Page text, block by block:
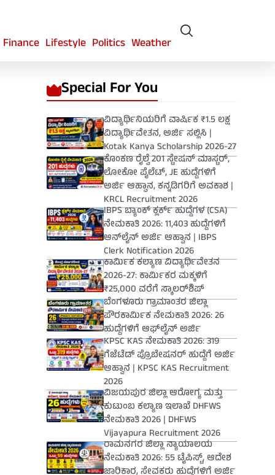
Finance Lifestyle Politics Weather
Special For You
ವಿದ್ಯಾರ್ಥಿನಿಯರಿಗೆ ವಾರ್ಷಿಕ ₹1.5 ಲಕ್ಷ
ವಿದ್ಯಾರ್ಥಿವೇತನ, ಅರ್ಜಿ ಸಲ್ಲಿಸಿ |
Kotak Kanya Scholarship 2026-27
ಕೊಂಕಣ ರೈಲ್ವೆ 201 ಸ್ಟೇಷನ್ ಮಾಸ್ಟರ್,
ಲೋಕೋ ಪೈಲೆಟ್, JE ಹುದ್ದೆಗಳಿಗೆ
ಅರ್ಜಿ ಆಹ್ವಾನ, ಕನ್ನಡಿಗರಿಗೆ ಅವಕಾಶ |
KRCL Recruitment 2026
IBPS ಬ್ಯಾಂಕ್ ಕ್ಲರ್ಕ್ ಹುದ್ದೆಗಳ (CSA)
ನೇಮಕಾತಿ 2026: 11,403 ಹುದ್ದೆಗಳಿಗೆ
ಆನ್‌ಲೈನ್ ಅರ್ಜಿ ಆಹ್ವಾನ | IBPS
Clerk Notification 2026
ಕಾರ್ಮಿಕ ಕಲ್ಯಾಣ ವಿದ್ಯಾರ್ಥಿವೇತನ
2026-27: ಕಾರ್ಮಿಕರ ಮಕ್ಕಳಿಗೆ
₹25,000 ವರೆಗೆ ಸ್ಕಾಲರ್‌ಶಿಪ್
ಬೆಂಗಳೂರು ಗ್ರಾಮಾಂತರ ಜಿಲ್ಲಾ
ಪೌರಕಾರ್ಮಿಕ ನೇಮಕಾತಿ 2026: 26
ಹುದ್ದೆಗಳಿಗೆ ಆಫ್‌ಲೈನ್ ಅರ್ಜಿ
KPSC KAS ನೇಮಕಾತಿ 2026: 319
ಗೆಜೆಟೆಡ್ ಪ್ರೊಬೇಷನರ್ ಹುದ್ದೆಗೆ ಅರ್ಜಿ
ಆಹ್ವಾನ | KPSC KAS Recruitment
2026
ವಿಜಯಪುರ ಜಿಲ್ಲಾ ಆರೋಗ್ಯ ಮತ್ತು
ಕುಟುಂಬ ಕಲ್ಯಾಣ ಇಲಾಖೆ DHFWS
ನೇಮಕಾತಿ 2026 | DHFWS
Vijayapura Recruitment 2026
ರಾಮನಗರ ಜಿಲ್ಲಾ ನ್ಯಾಯಾಲಯ
ನೇಮಕಾತಿ 2026: 55 ಟೈಪಿಸ್ಟ್, ಆದೇಶ